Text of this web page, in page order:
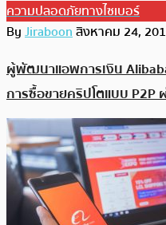
ความปลอดภัยทางไซเบอร์
ByJiraboonสิงหาคม 24,
ผู้พัฒนาแอพการเงิน
การซื้อขายคริปโตแบบ P2P